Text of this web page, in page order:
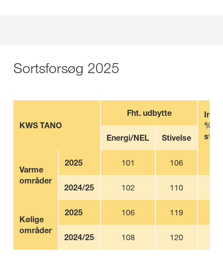
Sortsforsøg 2025
KWS TANO
Fht. udbytte
%
Energi/NEL Stivelse
Varme
områder
2025 101 106
2024/25 102 110
Kølige
områder
2025 106 119
2024/25 108 120